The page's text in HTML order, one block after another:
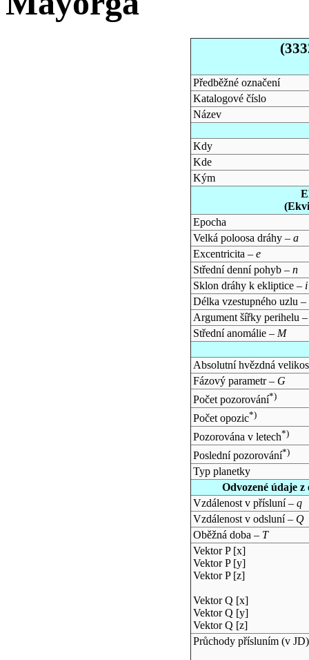
Předběžné označení
Katalogové číslo
Název
Kdy
Kde
Kým
Epocha
Velká poloosa dráhy – a
Excentricita – e
Střední denní pohyb – n
Sklon dráhy k ekliptice – i
Délka vzestupného uzlu –
Argument šířky perihelu
Střední anomálie – M
Absolutní hvězdná
Fázový parametr – G
Počet pozorování*)
Počet opozic*)
Pozorována v letech*)
Poslední pozorování*)
Typ planetky
Odvozené údaje
Vzdálenost v přísluní – q
Vzdálenost v odsluní – Q
Oběžná doba – T
Vektor P [x]
Vektor P [y]
Vektor P [z]
Vektor Q [x]
Vektor Q [y]
Vektor Q [z]
Průchody přísluním (v JD)